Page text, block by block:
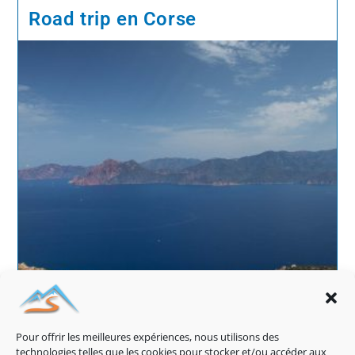
Pour offrir les meilleures expériences, nous utilisons des
technologies telles que les cookies pour stocker et/ou accéder aux
Road trip en Corse